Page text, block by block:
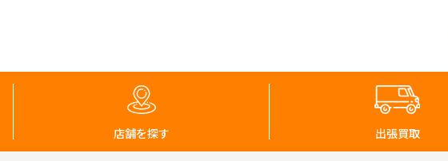
店舗を探す 出張買取